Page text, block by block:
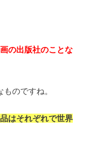
の出版社のことな
のですね。
はそれぞれで世界